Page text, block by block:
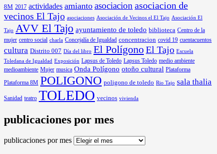
8M 2017 actividades amianto asociacion asociacion de
vecinos El Tajo asociaciones Asociación de Vecinos el El Tajo Asociación El
Tajo AVV El Tajo ayuntamiento de toledo biblioteca Centro de la
mujer centro social charla Concejalía de Igualdad concentracion covid 19 cuentacuentos
cultura Distrito 007 Día del libro El PolígonoEl Tajo Escuela
Toledana de Igualdad Exposición Lapsus de Toledo Lapsus Toledo medio ambiente
medioambiente Mujer musica Onda Polígono otoño cultural Plataforma
Plataforma 8M POLIGONO poligono de toledo Rio Tajo sala thalia
Sanidad teatro TOLEDO vecinos vivienda
publicaciones por mes
publicaciones por mes